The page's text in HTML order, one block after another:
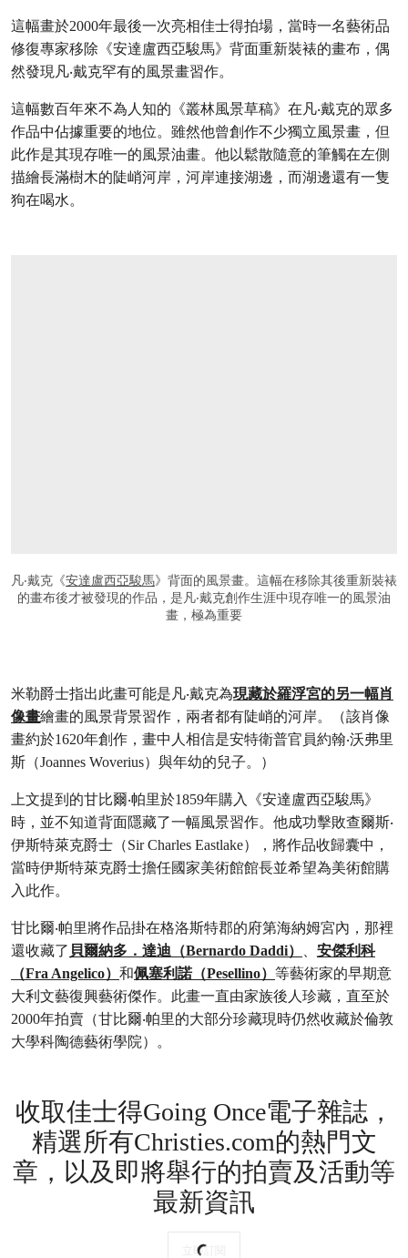
這幅畫於2000年最後一次亮相佳士得拍場，當時一名藝術品
修復專家移除《安達盧西亞駿馬》背面重新裝裱的畫布，偶
然發現凡‧戴克罕有的風景畫習作。
這幅數百年來不為人知的《叢林風景草稿》在凡‧戴克的眾多
作品中佔據重要的地位。雖然他曾創作不少獨立風景畫，但
此作是其現存唯一的風景油畫。他以鬆散隨意的筆觸在左側
描繪長滿樹木的陡峭河岸，河岸連接湖邊，而湖邊還有一隻
狗在喝水。
凡‧戴克《安達盧西亞駿馬》背面的風景畫。這幅在移除其後重新裝裱
的畫布後才被發現的作品，是凡‧戴克創作生涯中現存唯一的風景油
畫，極為重要
米勒爵士指出此畫可能是凡‧戴克為現藏於羅浮宮的另一幅肖
像畫繪畫的風景背景習作，兩者都有陡峭的河岸。（該肖像
畫約於1620年創作，畫中人相信是安特衛普官員約翰‧沃弗里
斯（Joannes Woverius）與年幼的兒子。）
上文提到的甘比爾‧帕里於1859年購入《安達盧西亞駿馬》
時，並不知道背面隱藏了一幅風景習作。他成功擊敗查爾斯‧
伊斯特萊克爵士（Sir Charles Eastlake），將作品收歸囊中，
當時伊斯特萊克爵士擔任國家美術館館長並希望為美術館購
入此作。
甘比爾‧帕里將作品掛在格洛斯特郡的府第海納姆宮內，那裡
還收藏了 貝爾納多．達迪（Bernardo Daddi）
安傑利科
（Fra Angelico） 和佩塞利諾（Pesellino） 等藝術家的早期意
大利文藝復興藝術傑作。此畫一直由家族後人珍藏，直至於
2000年拍賣（甘比爾‧帕里的大部分珍藏現時仍然收藏於倫敦
大學科陶德藝術學院）。
收取佳士得Going Once電子雜誌，
精選所有Christies.com的熱門文
章，以及即將舉行的拍賣及活動等
最新資訊
立即訂閱